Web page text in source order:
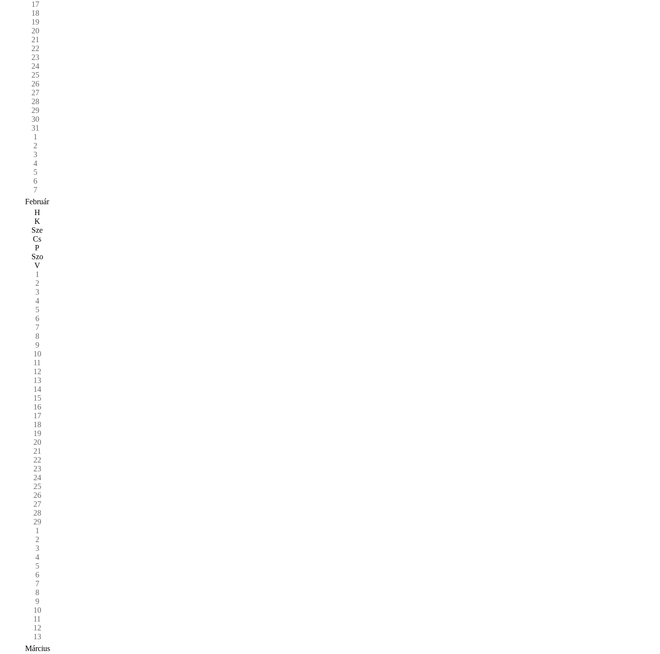
17
18
19
20
21
22
23
24
25
26
27
28
29
30
31
1
2
3
4
5
6
7
Február
H
K
Sze
Cs
P
Szo
V
1
2
3
4
5
6
7
8
9
10
11
12
13
14
15
16
17
18
19
20
21
22
23
24
25
26
27
28
29
1
2
3
4
5
6
7
8
9
10
11
12
13
Március